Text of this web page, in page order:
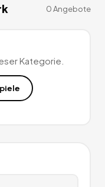
0Angebote
Kategorie.